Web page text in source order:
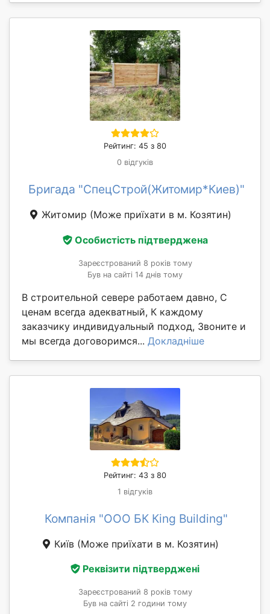
Рейтинг: 45 з 80
0 відгуків
Бригада "СпецСтрой(Житомир*Киев)"
Житомир (Може приїхати в м. Козятин)
Особистість підтверджена
Зареєстрований 8 років тому
Був на сайті 14 днів тому
В строительной севере работаем давно, С
ценам всегда адекватный, К каждому
заказчику индивидуальный подход, Звоните и
мы всегда договоримся... Докладніше
Рейтинг: 43 з 80
1 відгуків
Компанія "ООО БК Кing Building"
Київ (Може приїхати в м. Козятин)
Реквізити підтверджені
Зареєстрований 8 років тому
Був на сайті 2 години тому